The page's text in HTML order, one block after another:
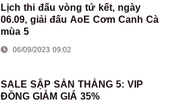
Lịch thi đấu vòng tứ kết, ngày
06.09, giải đấu AoE Cơm Canh Cà
mùa 5
06/09/2023 09:02
SALE SẬP SÀN THÁNG 5: VIP
ĐỒNG GIẢM GIÁ 35%